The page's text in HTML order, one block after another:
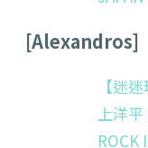
[Alexandros]
【迷
上洋
ROCK